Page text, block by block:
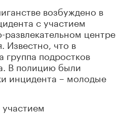
возбуждено в
с участием
развлекательном центре
Известно, что в
группа подростков
В полицию были
инцидента – молодые